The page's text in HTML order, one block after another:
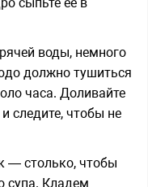
воды, немного
должно тушиться
часа. Доливайте
следите, чтобы не
— столько, чтобы
супа. Кладем